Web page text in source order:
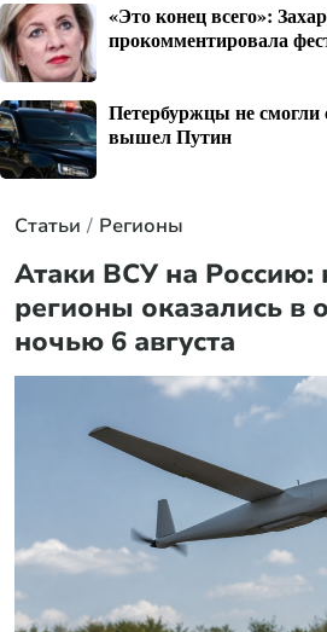
«Это конец всего»:
прокомментировала
Петербуржцы не смогли
вышел Путин
Статьи Регионы
Атаки ВСУ на Россию:
регионы оказались в
ночью 6 августа